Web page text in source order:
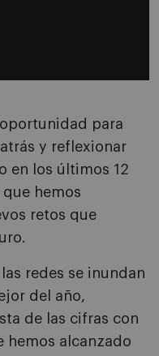
para
y reflexionar
en los últimos 12
hemos
retos que
redes se inundan
del año,
de las cifras con
hemos alcanzado